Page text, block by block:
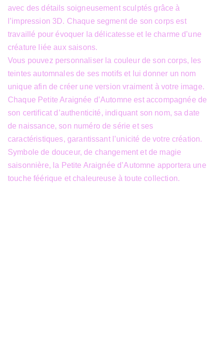
avec des détails soigneusement sculptés grâce à
l’impression 3D. Chaque segment de son corps est
travaillé pour évoquer la délicatesse et le charme d’une
créature liée aux saisons.
Vous pouvez personnaliser la couleur de son corps, les
teintes automnales de ses motifs et lui donner un nom
unique afin de créer une version vraiment à votre image.
Chaque Petite Araignée d’Automne est accompagnée de
son certificat d’authenticité, indiquant son nom, sa date
de naissance, son numéro de série et ses
caractéristiques, garantissant l’unicité de votre création.
Symbole de douceur, de changement et de magie
saisonnière, la Petite Araignée d’Automne apportera une
touche féérique et chaleureuse à toute collection.